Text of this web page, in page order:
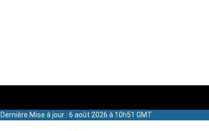
Dernière Mise à jour : 6 août 2026 à 10h51 GMT